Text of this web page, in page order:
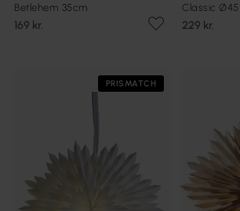
Betlehem 35cm
169 kr.
Classic Ø45
229 kr.
PRISMATCH